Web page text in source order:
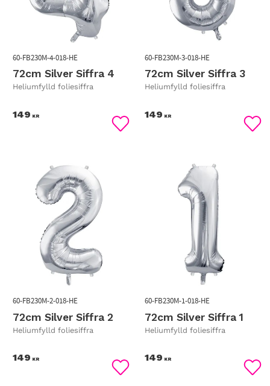
72cm Silver Siffra 4
Heliumfylld foliesiffra
60-FB230M-4-018-HE
149 KR
Lägg till i favoriter
72cm Silver Siffra 3
Heliumfylld foliesiffra
60-FB230M-3-018-HE
149 KR
72cm Silver Siffra 2
Heliumfylld foliesiffra
60-FB230M-2-018-HE
149 KR
Lägg till i favoriter
72cm Silver Siffra 1
Heliumfylld foliesiffra
60-FB230M-1-018-HE
149 KR